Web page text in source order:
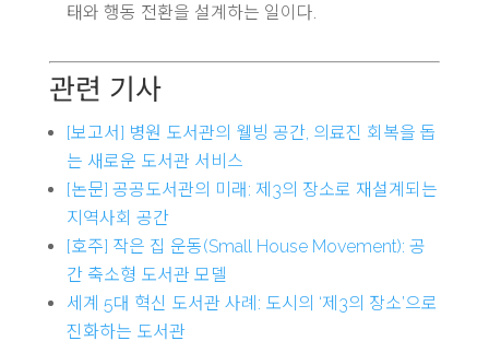
태와 행동 전환을 설계하는 일이다.
관련 기사
[보고서] 병원 도서관의 웰빙 공간, 의료진 회복을 돕
는 새로운 도서관 서비스
[논문] 공공도서관의 미래: 제3의 장소로 재설계되는
지역사회 공간
[호주] 작은 집 운동(Small House Movement): 공
간 축소형 도서관 모델
세계 5대 혁신 도서관 사례: 도시의 ‘제3의 장소’으로
진화하는 도서관